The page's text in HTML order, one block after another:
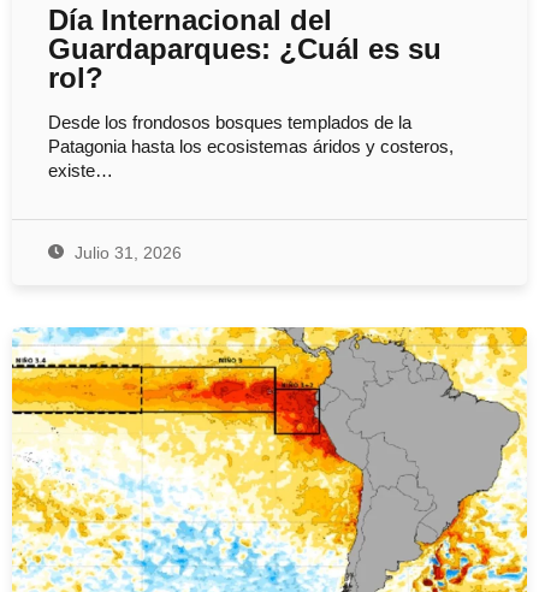
Día Internacional del
Guardaparques: ¿Cuál es su
rol?
Desde los frondosos bosques templados de la
Patagonia hasta los ecosistemas áridos y costeros,
existe…
Julio 31, 2026